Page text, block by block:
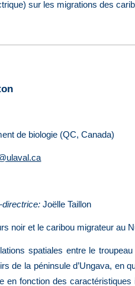
sur les migrations des
de biologie (QC, Canada)
directrice: Joëlle Taillon
noir et le caribou migrateur au
spatiales entre le
de la péninsule d’Ungava, en
en fonction des